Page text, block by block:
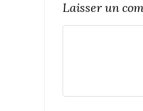
Laisser un